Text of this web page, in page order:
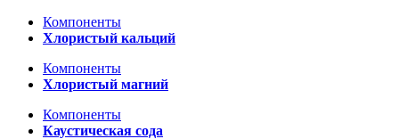
Компоненты
Хлористый кальций
Компоненты
Хлористый магний
Компоненты
Каустическая сода